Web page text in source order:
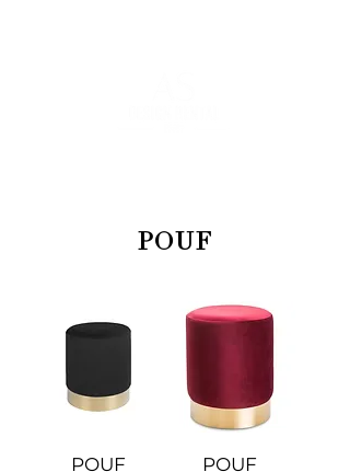
POUF
POUF
POUF